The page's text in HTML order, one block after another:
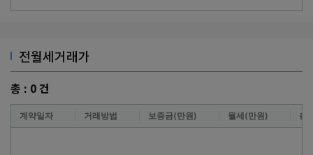
전월세거래가
총 : 0건
계약일자 거래방법 보증금(만원) 월세(만원) 층